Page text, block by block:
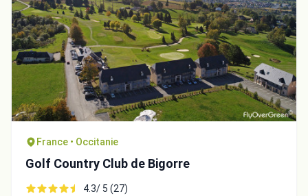
France • Occitanie
Golf Country Club de Bigorre
4.3/ 5 (27)